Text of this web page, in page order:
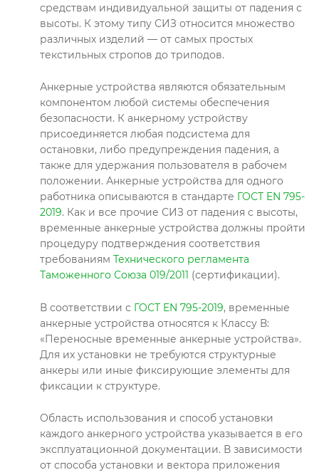
средствам индивидуальной защиты от падения с
высоты. К этому типу СИЗ относится множество
различных изделий — от самых простых
текстильных стропов до триподов.
Анкерные устройства являются обязательным
компонентом любой системы обеспечения
безопасности. К анкерному устройству
присоединяется любая подсистема для
остановки, либо предупреждения падения, а
также для удержания пользователя в рабочем
положении. Анкерные устройства для одного
работника описываются в стандарте ГОСТ EN 795-
2019. Как и все прочие СИЗ от падения с высоты,
временные анкерные устройства должны пройти
процедуру подтверждения соответствия
требованиям Технического регламента
Таможенного Союза 019/2011 (сертификации).
В соответствии с ГОСТ EN 795-2019, временные
анкерные устройства относятся к Классу В:
«Переносные временные анкерные устройства».
Для их установки не требуются структурные
анкеры или иные фиксирующие элементы для
фиксации к структуре.
Область использования и способ установки
каждого анкерного устройства указывается в его
эксплуатационной документации. В зависимости
от способа установки и вектора приложения